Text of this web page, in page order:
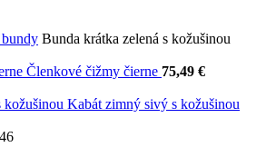
Bunda krátka zelená s kožušinou
Členkové čižmy čierne 75,49 €
Kabát zimný sivý s kožušinou
46